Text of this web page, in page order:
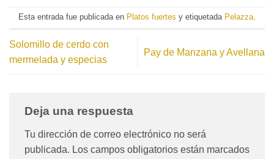
Esta entrada fue publicada en Platos fuertes y etiquetada Pelazza.
Solomillo de cerdo con
mermelada y especias
Pay de Manzana y Avellana
Deja una respuesta
Tu dirección de correo electrónico no será
publicada. Los campos obligatorios están marcados